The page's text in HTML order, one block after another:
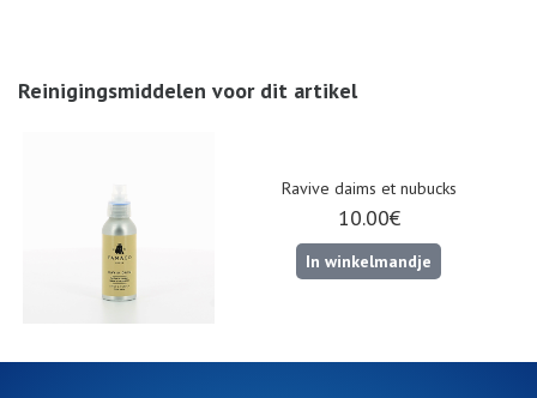
Cadeaubon
Reinigingsmiddelen voor dit artikel
Ravive daims et nubucks
10.00€
In winkelmandje